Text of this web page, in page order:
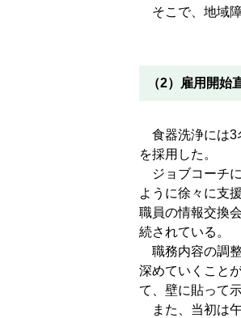
そこで、地域障
（2）雇用開
食器洗浄には3
を採用した。
ジョブコーチ
ように徐々に支
職員の情報交換
続されている。
職務内容の調
深めていくこと
て、壁に貼って示
また、当初は